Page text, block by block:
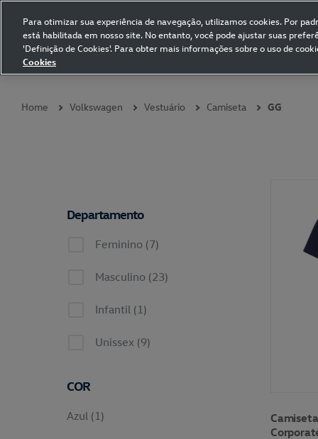
Volkswagen Collection
Coleções
Home Volkswagen Vestuário Camiseta GG
Departamento
Feminino (7)
Masculino (23)
Infantil (1)
Unissex (9)
COR
Azul (1)
Para otimizar sua experiência de navegação, utilizamos cookies. Por
está habilitada em nosso site. No entanto, você pode ajustar suas
'Definição de Cookies'. Para obter mais informações sobre o uso de
Cookies